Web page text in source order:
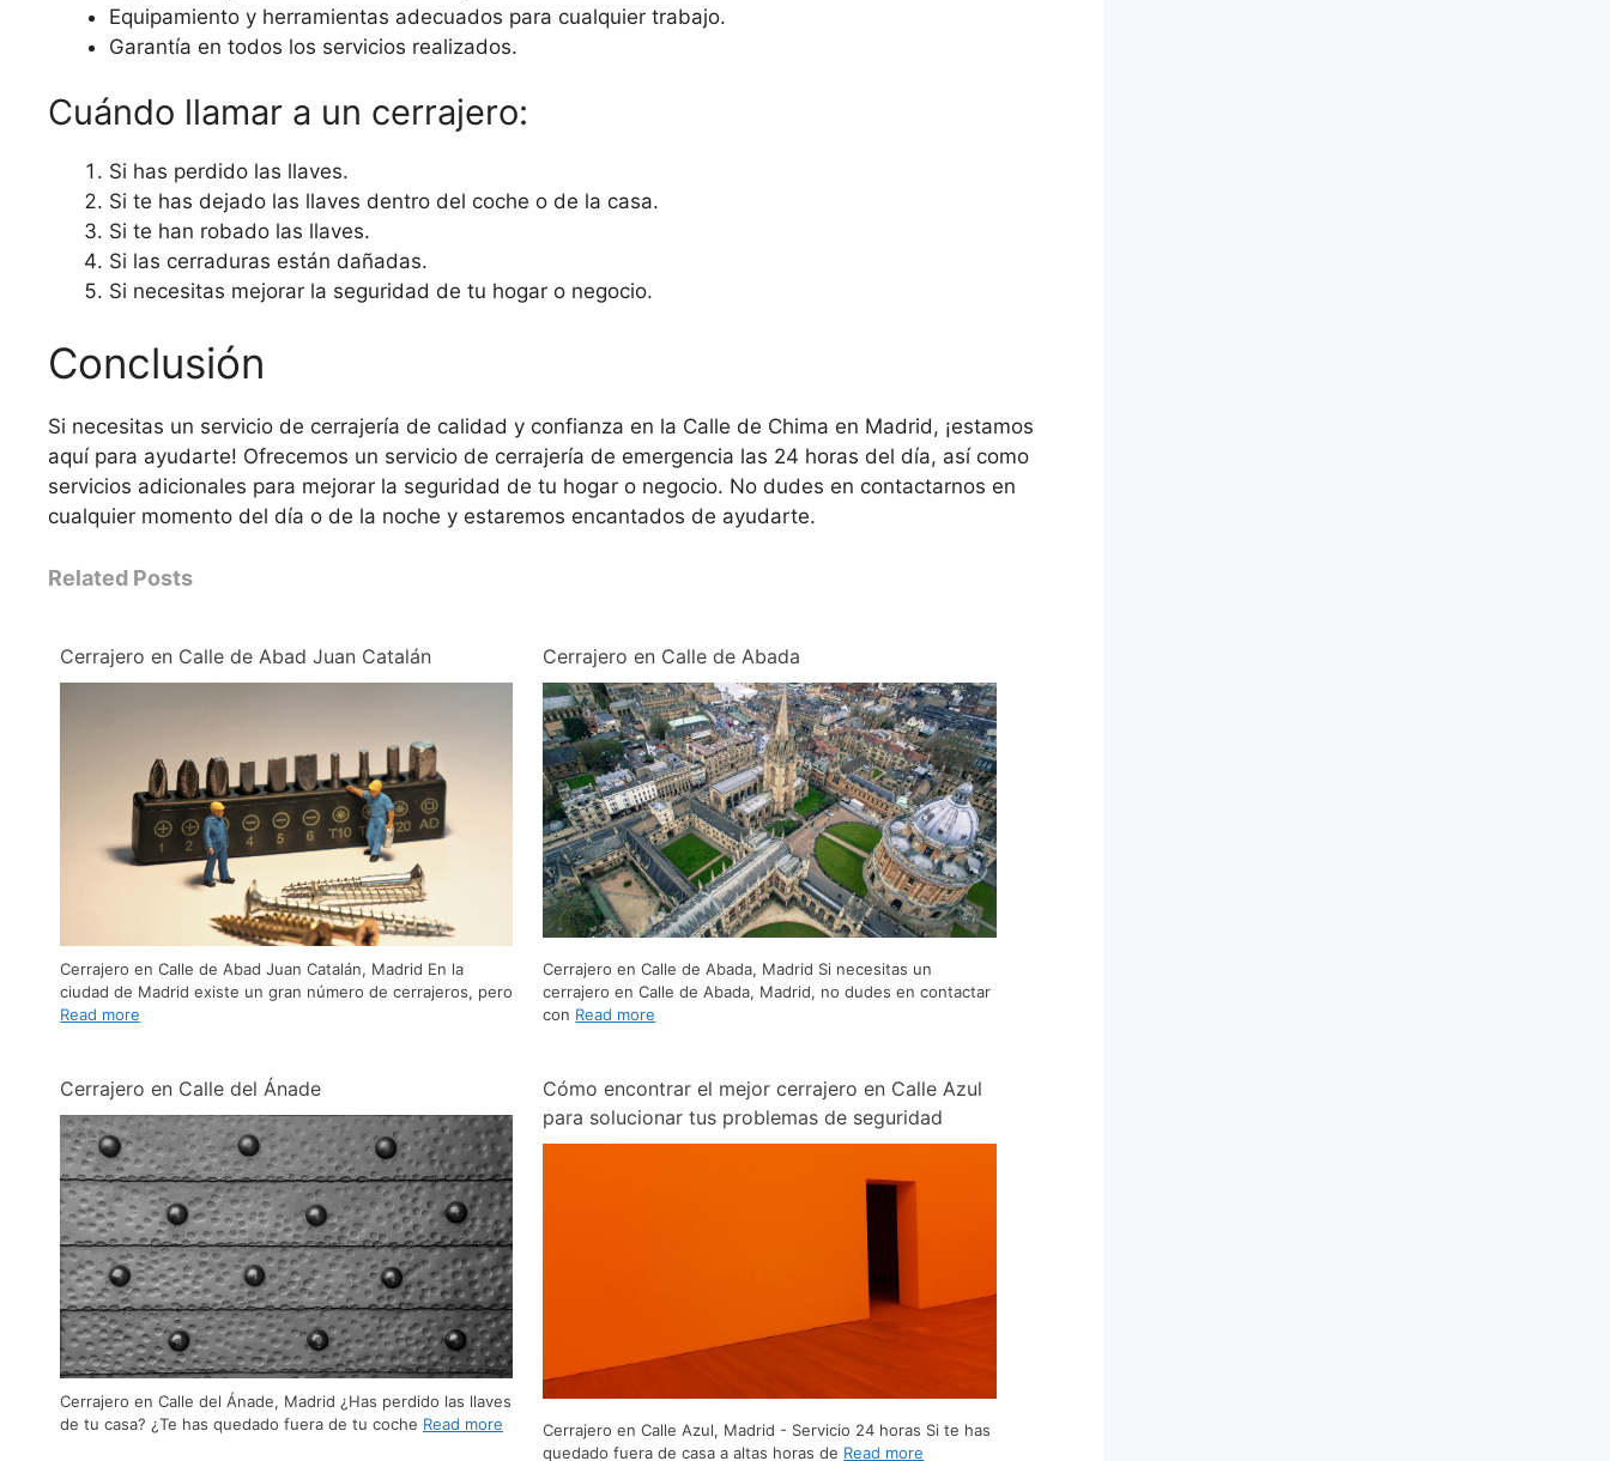
Equipamiento y herramientas adecuados para cualquier trabajo.
Garantía en todos los servicios realizados.
Cuándo llamar a un cerrajero:
Si has perdido las llaves.
Si te has dejado las llaves dentro del coche o de la casa.
Si te han robado las llaves.
Si las cerraduras están dañadas.
Si necesitas mejorar la seguridad de tu hogar o negocio.
Conclusión
Si necesitas un servicio de cerrajería de calidad y confianza en la Calle de Chima en Madrid, ¡estamos
aquí para ayudarte! Ofrecemos un servicio de cerrajería de emergencia las 24 horas del día, así como
servicios adicionales para mejorar la seguridad de tu hogar o negocio. No dudes en contactarnos en
cualquier momento del día o de la noche y estaremos encantados de ayudarte.
Related Posts
Cerrajero en Calle de Abad Juan Catalán
Cerrajero en Calle de Abad Juan Catalán, Madrid En la
ciudad de Madrid existe un gran número de cerrajeros, pero
Read more
Cerrajero en Calle de Abada
Cerrajero en Calle de Abada, Madrid Si necesitas un
cerrajero en Calle de Abada, Madrid, no dudes en contactar
con Read more
Cerrajero en Calle del Ánade
Cerrajero en Calle del Ánade, Madrid ¿Has perdido las llaves
de tu casa? ¿Te has quedado fuera de tu coche Read more
Cómo encontrar el mejor cerrajero en Calle Azul
para solucionar tus problemas de seguridad
Cerrajero en Calle Azul, Madrid - Servicio 24 horas Si te has
quedado fuera de casa a altas horas de Read more